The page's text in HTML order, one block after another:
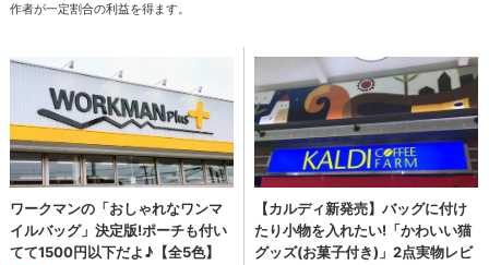
作者が一定割合の利益を得ます。